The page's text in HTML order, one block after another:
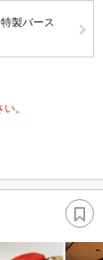
製バース
。